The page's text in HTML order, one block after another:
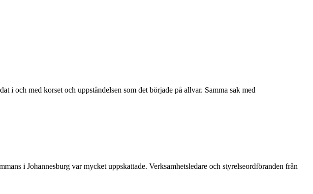
och med korset och uppståndelsen som det började på allvar. Samma sak med
i Johannesburg var mycket uppskattade. Verksamhetsledare och styrelseordföranden från